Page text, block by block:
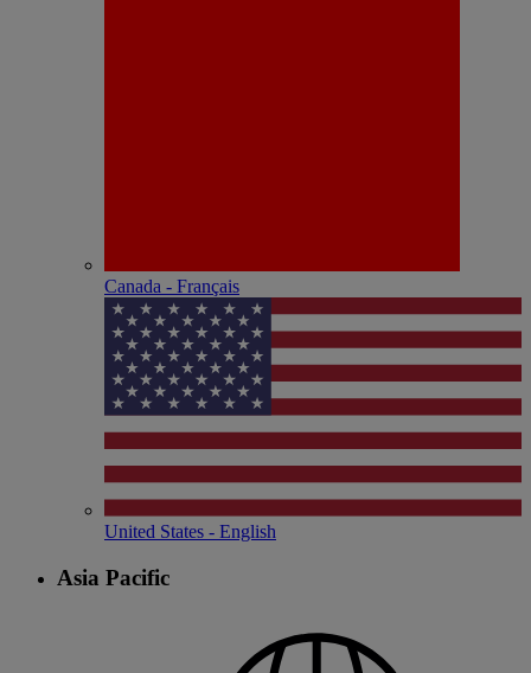
Canada - Français
United States - English
Asia Pacific